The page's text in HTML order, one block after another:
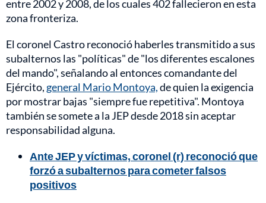
entre 2002 y 2008, de los cuales 402 fallecieron en esta
zona fronteriza.
El coronel Castro reconoció haberles transmitido a sus
subalternos las "políticas" de "los diferentes escalones
del mando", señalando al entonces comandante del
Ejército, general Mario Montoya,de quien la exigencia
por mostrar bajas "siempre fue repetitiva". Montoya
también se somete a la JEP desde 2018 sin aceptar
responsabilidad alguna.
Ante JEP y víctimas, coronel (r) reconoció que
forzó a subalternos para cometer falsos
positivos